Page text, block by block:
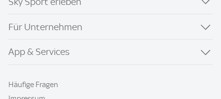
Für Unternehmen
App & Services
Häufige Fragen